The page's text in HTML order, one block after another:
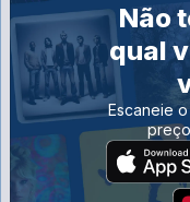
Não
qual
Escaneie